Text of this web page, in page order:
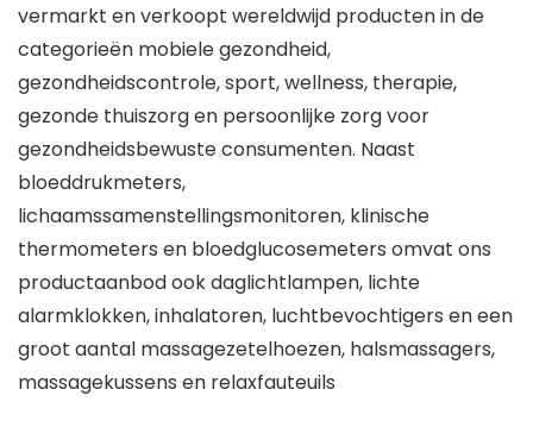
vermarkt en verkoopt wereldwijd producten in de
categorieën mobiele gezondheid,
gezondheidscontrole, sport, wellness, therapie,
gezonde thuiszorg en persoonlijke zorg voor
gezondheidsbewuste consumenten. Naast
bloeddrukmeters,
lichaamssamenstellingsmonitoren, klinische
thermometers en bloedglucosemeters omvat ons
productaanbod ook daglichtlampen, lichte
alarmklokken, inhalatoren, luchtbevochtigers en een
groot aantal massagezetelhoezen, halsmassagers,
massagekussens en relaxfauteuils